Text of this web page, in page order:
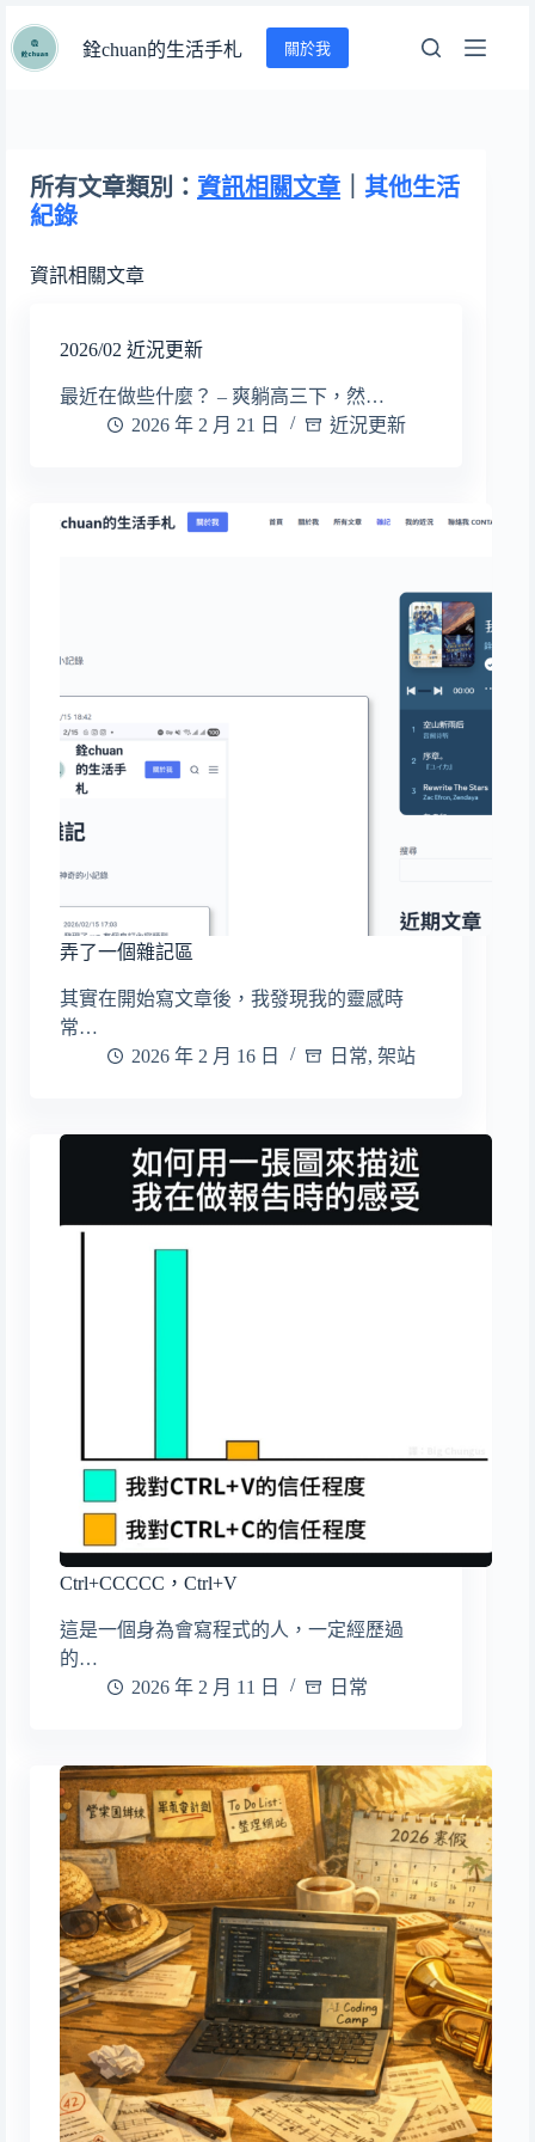
至
銓chuan的生活手札 關於我
所有文章類別： 資訊相關文章
其他生活
紀錄
資訊相關文章
2026/02 近況更新
最近在做些什麼？ – 爽躺高三下，然…
2026 年 2 月 21 日
近況更新
弄了一個雜記區
其實在開始寫文章後，我發現我的靈感時
常…
2026 年 2 月 16 日
日常, 架站
Ctrl+CCCCC，Ctrl+V
這是一個身為會寫程式的人，一定經歷過
的…
2026 年 2 月 11 日
日常